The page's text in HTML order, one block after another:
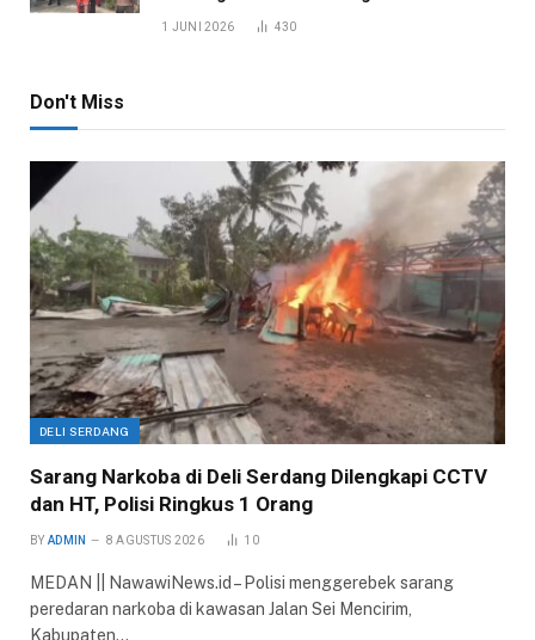
1 JUNI 2026 430
Don't Miss
DELI SERDANG
Sarang Narkoba di Deli Serdang Dilengkapi CCTV
dan HT, Polisi Ringkus 1 Orang
BY ADMIN 8 AGUSTUS 2026 10
MEDAN || NawawiNews.id – Polisi menggerebek sarang
peredaran narkoba di kawasan Jalan Sei Mencirim,
Kabupaten…